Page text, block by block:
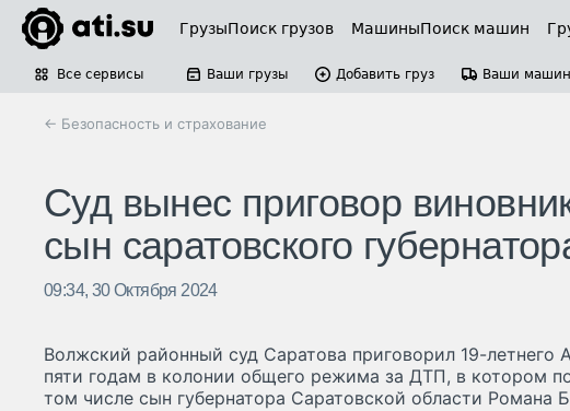
ГрузыПоиск грузов МашиныПоиск машин
Все сервисы Ваши грузы Добавить груз Ваши
← Безопасность и страхование
Суд вынес приговор
сын саратовского
09:34, 30 Октября 2024
Волжский районный суд Саратова приговорил 19-летнего
пяти годам в колонии общего режима за ДТП, в котором
том числе сын губернатора Саратовской области Романа